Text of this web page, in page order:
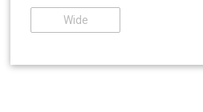
Wide